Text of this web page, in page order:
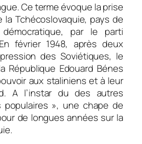
Ce terme évoque la prise
Tchécoslovaquie, pays de
par le parti
février 1948, après deux
des Soviétiques, le
République Edouard Bénes
aux staliniens et à leur
A l’instar du des autres
populaires », une chape de
de longues années sur la